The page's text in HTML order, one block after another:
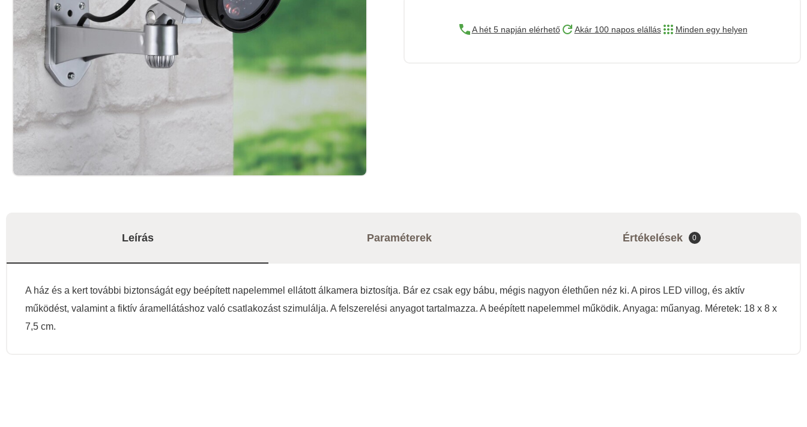
A hét 5 napján elérhető Akár 100 napos elállás Minden egy helyen
Leírás Paraméterek Értékelések 0
A ház és a kert további biztonságát egy beépített napelemmel ellátott álkamera biztosítja. Bár ez csak egy bábu, mégis nagyon élethűen néz ki. A piros LED villog, és aktív
működést, valamint a fiktív áramellátáshoz való csatlakozást szimulálja. A felszerelési anyagot tartalmazza. A beépített napelemmel működik. Anyaga: műanyag. Méretek: 18 x 8 x
7,5 cm.